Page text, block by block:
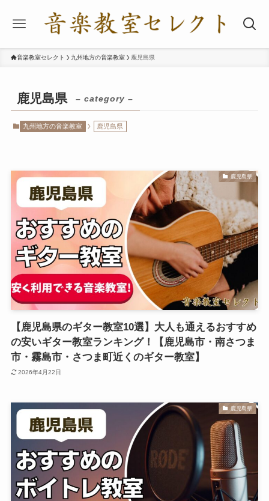
音楽教室セレクト 九州地方の音楽教室 鹿児島県
鹿児島県 – category –
九州地方の音楽教室 鹿児島県
鹿児島県
【鹿児島県のギター教室10選】大人も通えるおすすめ
の安いギター教室ランキング！【鹿児島市・南さつま
市・霧島市・さつま町近くのギター教室】
2026年4月22日
鹿児島県